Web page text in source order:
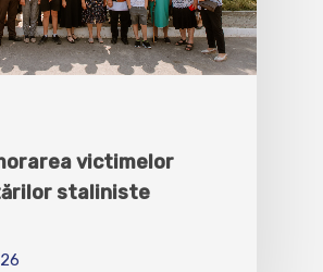
victimelor
staliniste